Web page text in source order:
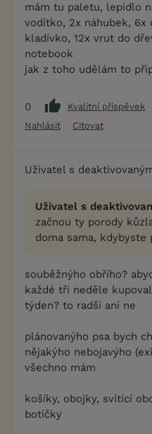
mám tu paletu, lepidlo
vodítko, 2x náhubek, 6x
kladívko, 12x vrut do
notebook
jak z toho udělám to
0
Kvalitní příspěvek
Nahlásit
Citovat
Uživatel s
Uživatel s
začnou ty porody
doma sama, kdybyste
souběžnýho obřího?
každé tři neděle
týden? to radši ani ne
plánovanýho psa bych
nějakýho nebojavýho
všechno mám
košíky, obojky, svítící
botičky